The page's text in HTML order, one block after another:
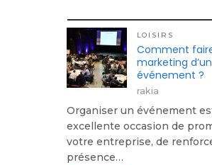
LOISIRS
Comment
marketing d’un
événement ?
rakia
Organiser un événement
excellente occasion de
votre entreprise, de
présence…